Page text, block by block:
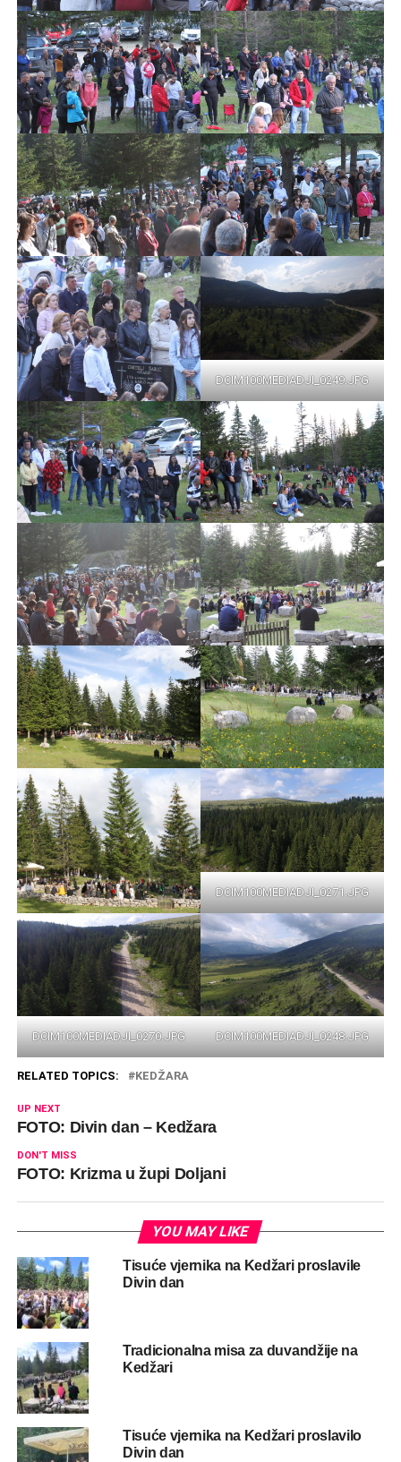
DCIM100MEDIADJI_0249.JPG
DCIM100MEDIADJI_0271.JPG
DCIM100MEDIADJI_0270.JPG DCIM100MEDIADJI_0248.JPG
RELATED TOPICS: KEDŽARA
UP NEXT
FOTO: Divin dan – Kedžara
DON'T MISS
FOTO: Krizma u župi Doljani
YOU MAY LIKE
Tisuće vjernika na Kedžari proslavile
Divin dan
Tradicionalna misa za duvandžije na
Kedžari
Tisuće vjernika na Kedžari proslavilo
Divin dan